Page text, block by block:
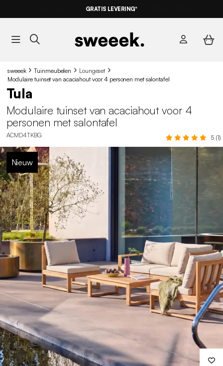
AANBIEDINGEN*MET DE
GRATIS LEVERING*
sweeek Tuinmeubelen
Loungeset
Modulaire tuinset van acaciahout voor 4 personen met salontafel
Tula
Modulaire tuinset van acaciahout voor 4
personen met salontafel
ACMD4TKBG 5 (1)
Nieuw